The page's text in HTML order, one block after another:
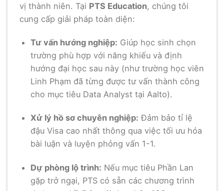
vị thành niên. Tại PTS Education, chúng tôi
cung cấp giải pháp toàn diện:
Tư vấn hướng nghiệp: Giúp học sinh chọn
trường phù hợp với năng khiếu và định
hướng đại học sau này (như trường học viên
Linh Phạm đã từng được tư vấn thành công
cho mục tiêu Data Analyst tại Aalto).
Xử lý hồ sơ chuyên nghiệp: Đảm bảo tỉ lệ
đậu Visa cao nhất thông qua việc tối ưu hóa
bài luận và luyện phỏng vấn 1-1.
Dự phòng lộ trình: Nếu mục tiêu Phần Lan
gặp trở ngại, PTS có sẵn các chương trình